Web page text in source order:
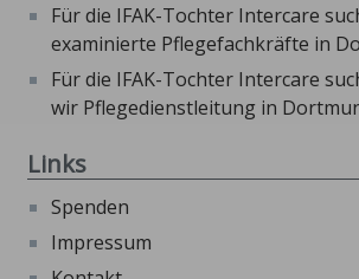
Für die IFAK-Tochter Intercare
examinierte Pflegefachkräfte in
Für die IFAK-Tochter Intercare
wir Pflegedienstleitung in
Links
Spenden
Impressum